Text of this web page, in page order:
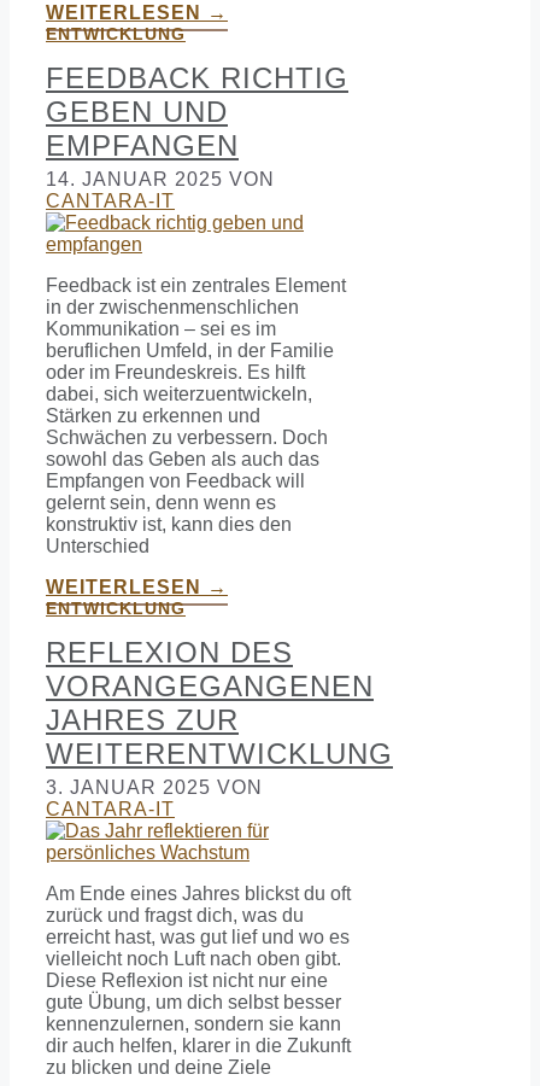
WEITERLESEN →
ENTWICKLUNG
FEEDBACK RICHTIG
GEBEN UND
EMPFANGEN
14. JANUAR 2025 VON
CANTARA-IT
Feedback ist ein zentrales Element
in der zwischenmenschlichen
Kommunikation – sei es im
beruflichen Umfeld, in der Familie
oder im Freundeskreis. Es hilft
dabei, sich weiterzuentwickeln,
Stärken zu erkennen und
Schwächen zu verbessern. Doch
sowohl das Geben als auch das
Empfangen von Feedback will
gelernt sein, denn wenn es
konstruktiv ist, kann dies den
Unterschied
WEITERLESEN →
ENTWICKLUNG
REFLEXION DES
VORANGEGANGENEN
JAHRES ZUR
WEITERENTWICKLUNG
3. JANUAR 2025 VON
CANTARA-IT
Am Ende eines Jahres blickst du oft
zurück und fragst dich, was du
erreicht hast, was gut lief und wo es
vielleicht noch Luft nach oben gibt.
Diese Reflexion ist nicht nur eine
gute Übung, um dich selbst besser
kennenzulernen, sondern sie kann
dir auch helfen, klarer in die Zukunft
zu blicken und deine Ziele